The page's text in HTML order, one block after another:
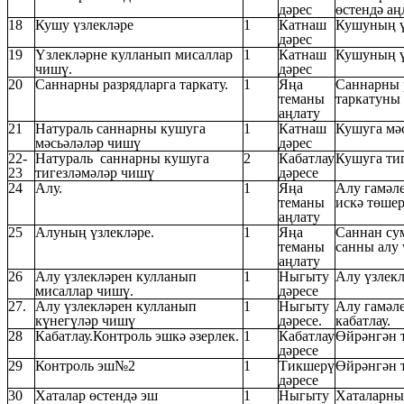
дәрес
өстендә
18
Кушу үзлекләре 1
Катнаш
дәрес
Кушуның
19
Үзлекләрне кулланып мисаллар
чишү.
1
Катнаш
дәрес
Кушуның
20
Саннарны разрядларга таркату. 1
Яңа
теманы
аңлату
Саннарны
таркатуны
21
Натураль саннарны кушуга
мәсьәләләр чишү
1
Катнаш
дәрес
Кушуга
22-
23
Натураль саннарны кушуга
тигезләмәләр чишү
2
Кабатлау
дәресе
Кушуга
24
Алу. 1
Яңа
теманы
аңлату
Алу
искә
25
Алуның үзлекләре. 1
Яңа
теманы
аңлату
Саннан
санны алу
26
Алу үзлекләрен кулланып
мисаллар чишү.
1
Ныгыту
дәресе
Алу
27.
Алу үзлекләрен кулланып
күнегүләр чишү
1
Ныгыту
дәресе.
Алу
кабатлау.
28
Кабатлау.Контроль эшкә әзерлек. 1
Кабатлау
дәресе
Өйрәнгән
29
Контроль эш№2 1
Тикшерү
дәресе
Өйрәнгән
30
Хаталар өстендә эш 1
Ныгыту Хаталарны